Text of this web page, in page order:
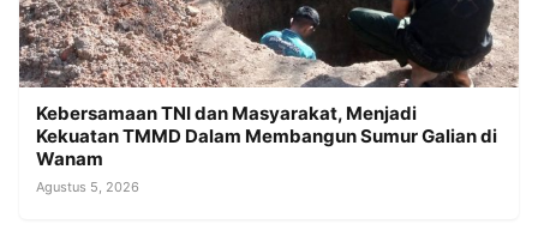
Kebersamaan TNI dan Masyarakat, Menjadi
Kekuatan TMMD Dalam Membangun Sumur Galian di
Wanam
Agustus 5, 2026